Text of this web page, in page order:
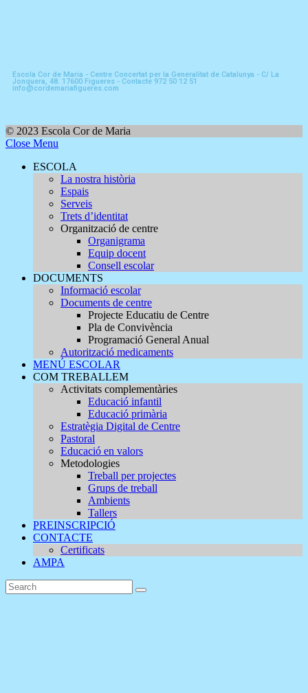
Escola Cor de Maria - Centre Concertat per la Generalitat de Catalunya - C/ La
Jonquera, 48. 17600 Figueres - Contacte 972 50 12 51
info@cordemariafigueres.com
© 2023 Escola Cor de Maria
Close Menu
ESCOLA
La nostra història
Espais
Serveis
Trets d’identitat
Organització de centre
Organigrama
Equip docent
Consell escolar
DOCUMENTS
Informació escolar
Documents de centre
Projecte Educatiu de Centre
Pla de Convivència
Programació General Anual
Autorització medicaments
MENÚ ESCOLAR
COM TREBALLEM
Activitats complementàries
Educació infantil
Educació primària
Estratègia Digital de Centre
Pastoral
Educació en valors
Metodologies
Treball per projectes
Grups de treball
Ambients
Tallers
PREINSCRIPCIÓ
CONTACTE
Certificats
AMPA